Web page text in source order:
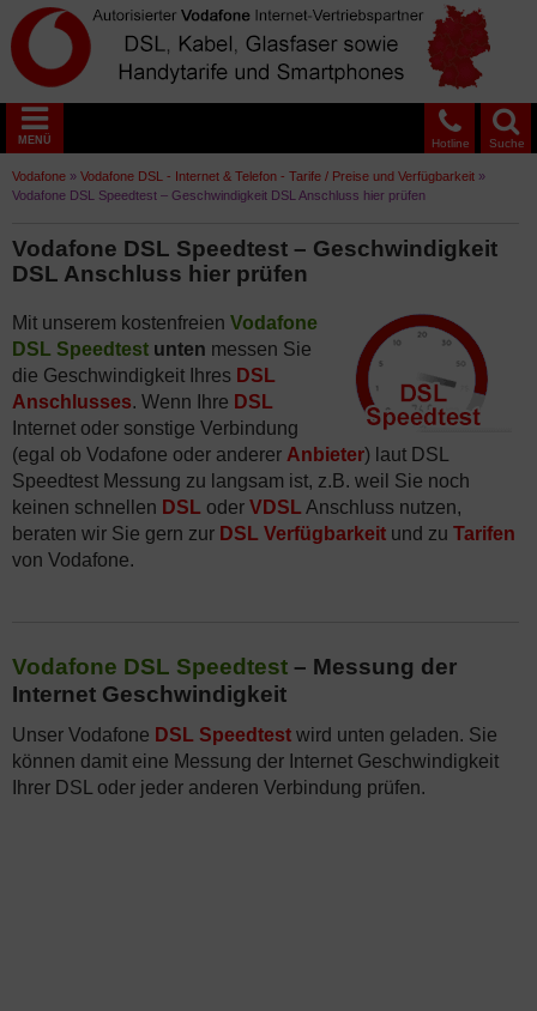
Suche
Hotline
MENÜ
Vodafone » Vodafone DSL - Internet & Telefon - Tarife / Preise und Verfügbarkeit »
Vodafone DSL Speedtest – Geschwindigkeit DSL Anschluss hier prüfen
Vodafone DSL Speedtest – Geschwindigkeit
DSL Anschluss hier prüfen
Mit unserem kostenfreien Vodafone
DSL Speedtest unten messen Sie
die Geschwindigkeit Ihres DSL
Anschlusses. Wenn Ihre DSL
Internet oder sonstige Verbindung
(egal ob Vodafone oder anderer Anbieter) laut DSL
Speedtest Messung zu langsam ist, z.B. weil Sie noch
keinen schnellen DSL oder VDSL Anschluss nutzen,
beraten wir Sie gern zur DSL Verfügbarkeit und zu Tarifen
von Vodafone.
Vodafone DSL Speedtest – Messung der
Internet Geschwindigkeit
Unser Vodafone DSL Speedtest wird unten geladen. Sie
können damit eine Messung der Internet Geschwindigkeit
Ihrer DSL oder jeder anderen Verbindung prüfen.